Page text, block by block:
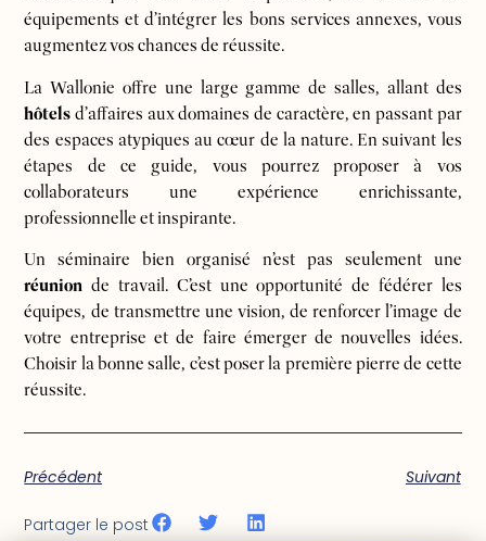
équipements et d’intégrer les bons services annexes, vous
augmentez vos chances de réussite.
La Wallonie offre une large gamme de salles, allant des
hôtels d’affaires aux domaines de caractère, en passant par
des espaces atypiques au cœur de la nature. En suivant les
étapes de ce guide, vous pourrez proposer à vos
collaborateurs une expérience enrichissante,
professionnelle et inspirante.
Un séminaire bien organisé n’est pas seulement une
réunion de travail. C’est une opportunité de fédérer les
équipes, de transmettre une vision, de renforcer l’image de
votre entreprise et de faire émerger de nouvelles idées.
Choisir la bonne salle, c’est poser la première pierre de cette
réussite.
Précédent Suivant
Partager le post